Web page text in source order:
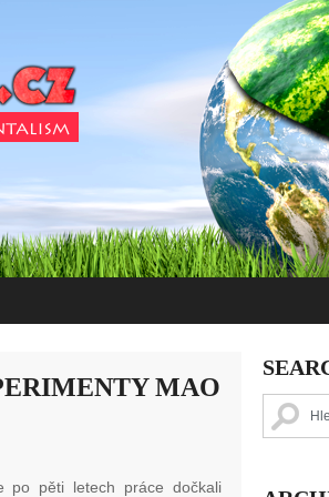
MAO
po pěti letech práce dočkali